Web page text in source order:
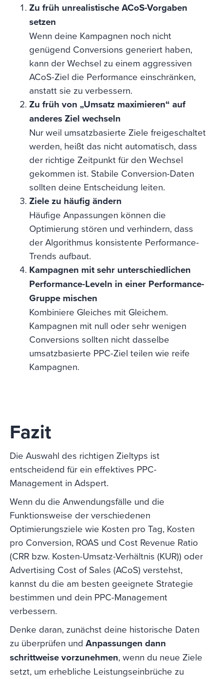
Zu früh unrealistische ACoS-Vorgaben
setzen
Wenn deine Kampagnen noch nicht
genügend Conversions generiert haben,
kann der Wechsel zu einem aggressiven
ACoS-Ziel die Performance einschränken,
anstatt sie zu verbessern.
Zu früh von „Umsatz maximieren“ auf
anderes Ziel wechseln
Nur weil umsatzbasierte Ziele freigeschaltet
werden, heißt das nicht automatisch, dass
der richtige Zeitpunkt für den Wechsel
gekommen ist. Stabile Conversion-Daten
sollten deine Entscheidung leiten.
Ziele zu häufig ändern
Häufige Anpassungen können die
Optimierung stören und verhindern, dass
der Algorithmus konsistente Performance-
Trends aufbaut.
Kampagnen mit sehr unterschiedlichen
Performance-Leveln in einer Performance-
Gruppe mischen
Kombiniere Gleiches mit Gleichem.
Kampagnen mit null oder sehr wenigen
Conversions sollten nicht dasselbe
umsatzbasierte PPC-Ziel teilen wie reife
Kampagnen.
Fazit
Die Auswahl des richtigen Zieltyps ist
entscheidend für ein effektives PPC-
Management in Adspert.
Wenn du die Anwendungsfälle und die
Funktionsweise der verschiedenen
Optimierungsziele wie Kosten pro Tag, Kosten
pro Conversion, ROAS und Cost Revenue Ratio
(CRR bzw. Kosten-Umsatz-Verhältnis (KUR)) oder
Advertising Cost of Sales (ACoS) verstehst,
kannst du die am besten geeignete Strategie
bestimmen und dein PPC-Management
verbessern.
Denke daran, zunächst deine historische Daten
zu überprüfen und Anpassungen dann
schrittweise vorzunehmen, wenn du neue Ziele
setzt, um erhebliche Leistungseinbrüche zu